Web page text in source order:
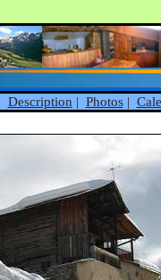
Description | Photos|